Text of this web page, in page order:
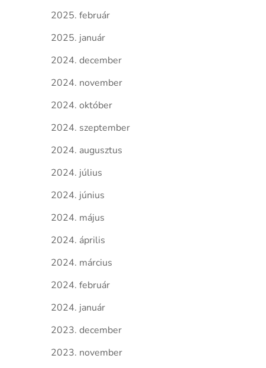
2025. február
2025. január
2024. december
2024. november
2024. október
2024. szeptember
2024. augusztus
2024. július
2024. június
2024. május
2024. április
2024. március
2024. február
2024. január
2023. december
2023. november